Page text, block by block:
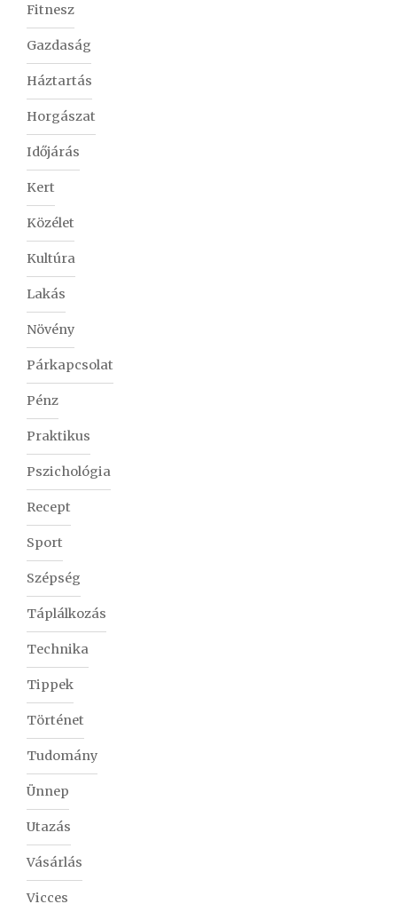
Fitnesz
Gazdaság
Háztartás
Horgászat
Időjárás
Kert
Közélet
Kultúra
Lakás
Növény
Párkapcsolat
Pénz
Praktikus
Pszichológia
Recept
Sport
Szépség
Táplálkozás
Technika
Tippek
Történet
Tudomány
Ünnep
Utazás
Vásárlás
Vicces